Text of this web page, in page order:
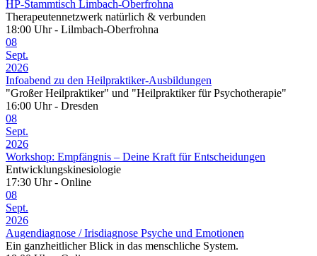
HP-Stammtisch Limbach-Oberfrohna
Therapeutennetzwerk natürlich & verbunden
18:00 Uhr - Lilmbach-Oberfrohna
08
Sept.
2026
Infoabend zu den Heilpraktiker-Ausbildungen
"Großer Heilpraktiker" und "Heilpraktiker für Psychotherapie"
16:00 Uhr - Dresden
08
Sept.
2026
Workshop: Empfängnis – Deine Kraft für Entscheidungen
Entwicklungskinesiologie
17:30 Uhr - Online
08
Sept.
2026
Augendiagnose / Irisdiagnose Psyche und Emotionen
Ein ganzheitlicher Blick in das menschliche System.